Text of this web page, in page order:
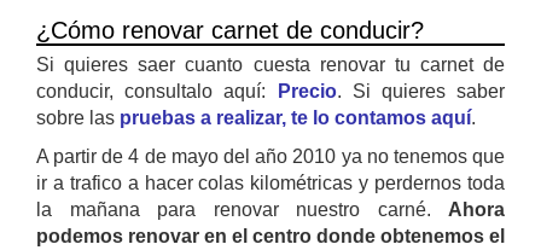
¿Cómo renovar carnet de conducir?
Si quieres saer cuanto cuesta renovar tu carnet de
conducir, consultalo aquí:
Precio. Si quieres saber
sobre las pruebas a realizar, te lo contamos aquí.
A partir de 4 de mayo del año 2010 ya no tenemos que
ir a trafico a hacer colas kilométricas y perdernos toda
la mañana para renovar nuestro carné. Ahora
podemos renovar en el centro donde obtenemos el